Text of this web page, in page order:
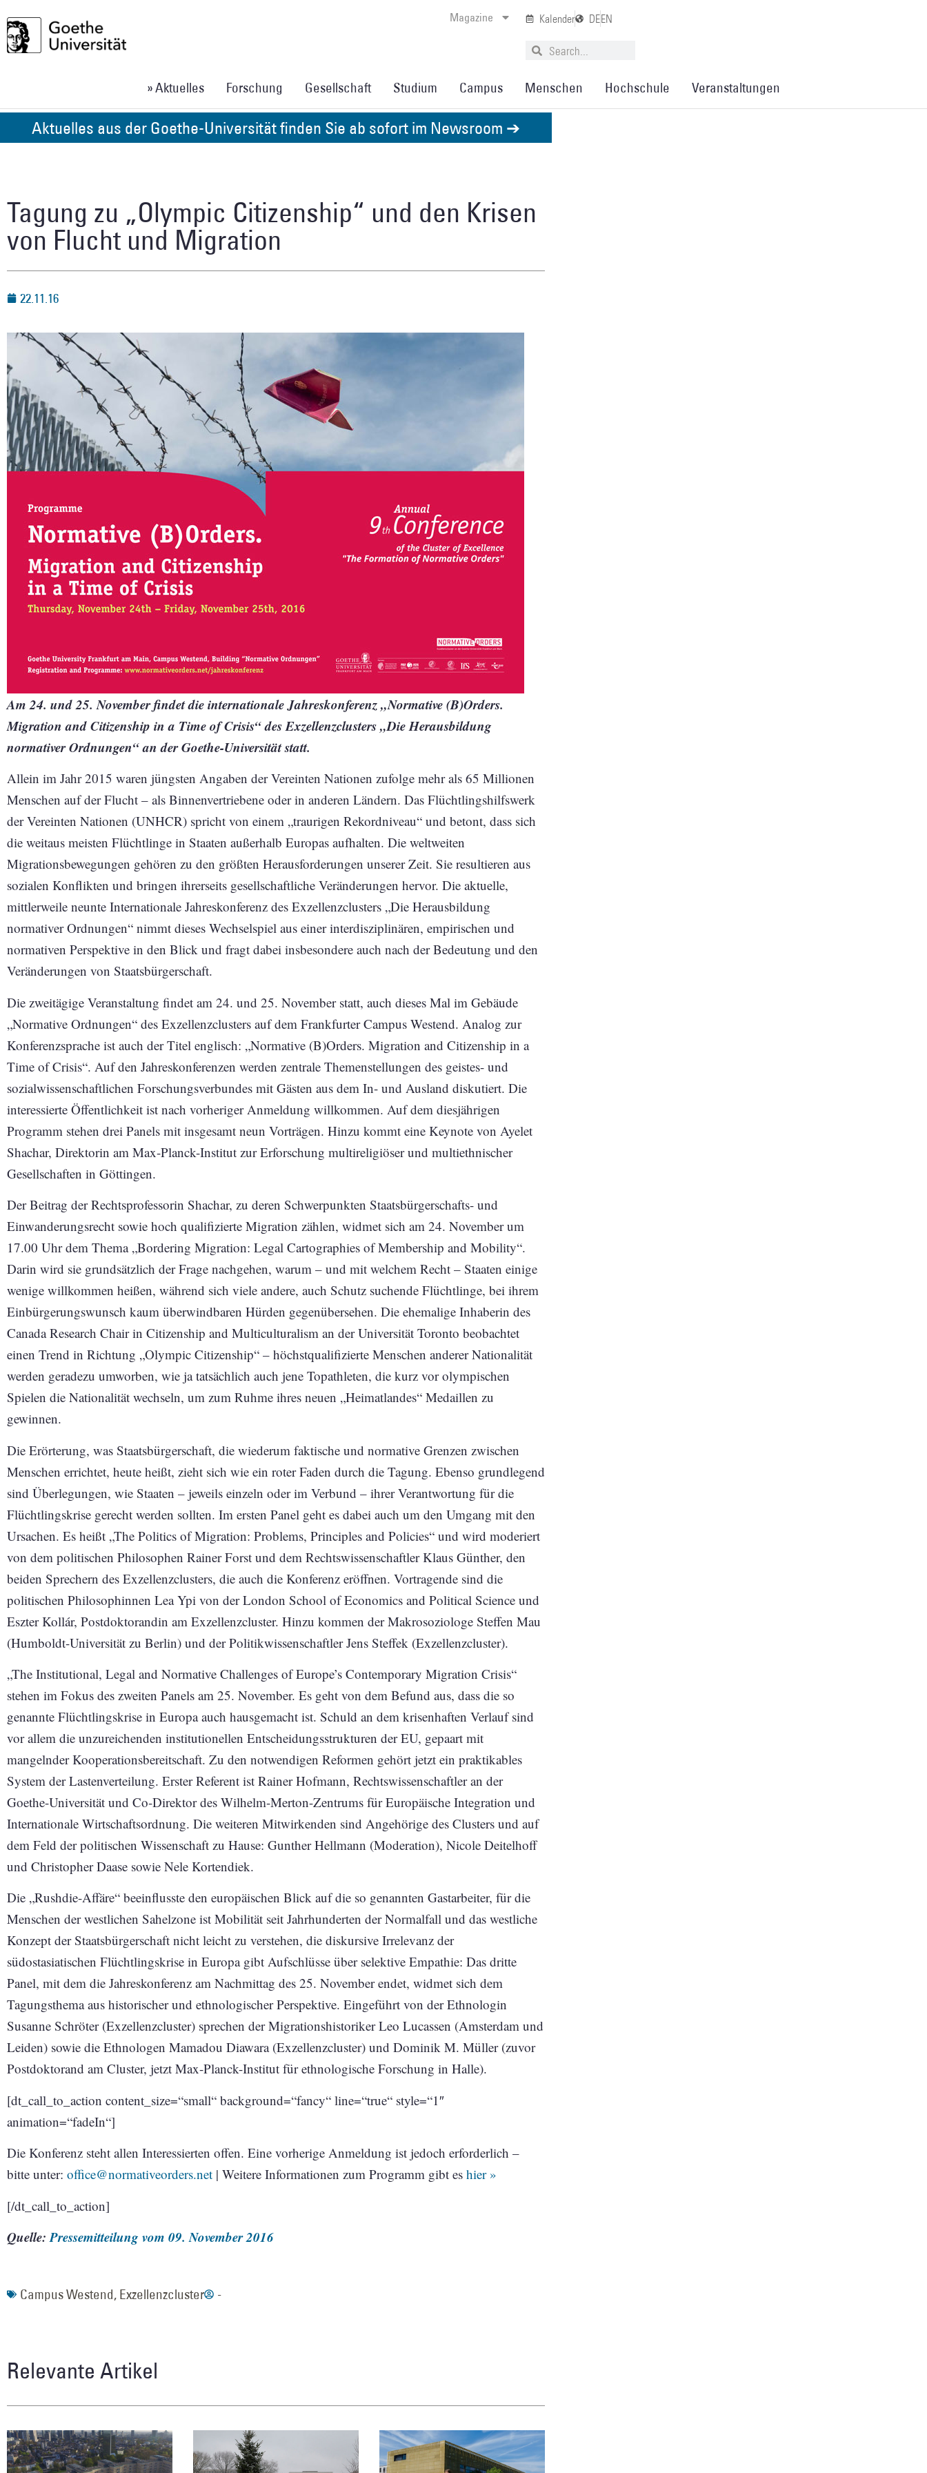
Magazine Kalender DEEN
» Aktuelles Forschung Gesellschaft Studium Campus Menschen Hochschule Veranstaltungen
Aktuelles aus der Goethe-Universität finden Sie ab sofort im Newsroom ➔
Tagung zu „Olympic Citizenship“ und den Krisen
von Flucht und Migration
22.11.16
Am 24. und 25. November findet die internationale Jahreskonferenz „Normative (B)Orders.
Migration and Citizenship in a Time of Crisis“ des Exzellenzclusters „Die Herausbildung
normativer Ordnungen“ an der Goethe-Universität statt.
Allein im Jahr 2015 waren jüngsten Angaben der Vereinten Nationen zufolge mehr als 65 Millionen
Menschen auf der Flucht – als Binnenvertriebene oder in anderen Ländern. Das Flüchtlingshilfswerk
der Vereinten Nationen (UNHCR) spricht von einem „traurigen Rekordniveau“ und betont, dass sich
die weitaus meisten Flüchtlinge in Staaten außerhalb Europas aufhalten. Die weltweiten
Migrationsbewegungen gehören zu den größten Herausforderungen unserer Zeit. Sie resultieren aus
sozialen Konflikten und bringen ihrerseits gesellschaftliche Veränderungen hervor. Die aktuelle,
mittlerweile neunte Internationale Jahreskonferenz des Exzellenzclusters „Die Herausbildung
normativer Ordnungen“ nimmt dieses Wechselspiel aus einer interdisziplinären, empirischen und
normativen Perspektive in den Blick und fragt dabei insbesondere auch nach der Bedeutung und den
Veränderungen von Staatsbürgerschaft.
Die zweitägige Veranstaltung findet am 24. und 25. November statt, auch dieses Mal im Gebäude
„Normative Ordnungen“ des Exzellenzclusters auf dem Frankfurter Campus Westend. Analog zur
Konferenzsprache ist auch der Titel englisch: „Normative (B)Orders. Migration and Citizenship in a
Time of Crisis“. Auf den Jahreskonferenzen werden zentrale Themenstellungen des geistes- und
sozialwissenschaftlichen Forschungsverbundes mit Gästen aus dem In- und Ausland diskutiert. Die
interessierte Öffentlichkeit ist nach vorheriger Anmeldung willkommen. Auf dem diesjährigen
Programm stehen drei Panels mit insgesamt neun Vorträgen. Hinzu kommt eine Keynote von Ayelet
Shachar, Direktorin am Max-Planck-Institut zur Erforschung multireligiöser und multiethnischer
Gesellschaften in Göttingen.
Der Beitrag der Rechtsprofessorin Shachar, zu deren Schwerpunkten Staatsbürgerschafts- und
Einwanderungsrecht sowie hoch qualifizierte Migration zählen, widmet sich am 24. November um
17.00 Uhr dem Thema „Bordering Migration: Legal Cartographies of Membership and Mobility“.
Darin wird sie grundsätzlich der Frage nachgehen, warum – und mit welchem Recht – Staaten einige
wenige willkommen heißen, während sich viele andere, auch Schutz suchende Flüchtlinge, bei ihrem
Einbürgerungswunsch kaum überwindbaren Hürden gegenübersehen. Die ehemalige Inhaberin des
Canada Research Chair in Citizenship and Multiculturalism an der Universität Toronto beobachtet
einen Trend in Richtung „Olympic Citizenship“ – höchstqualifizierte Menschen anderer Nationalität
werden geradezu umworben, wie ja tatsächlich auch jene Topathleten, die kurz vor olympischen
Spielen die Nationalität wechseln, um zum Ruhme ihres neuen „Heimatlandes“ Medaillen zu
gewinnen.
Die Erörterung, was Staatsbürgerschaft, die wiederum faktische und normative Grenzen zwischen
Menschen errichtet, heute heißt, zieht sich wie ein roter Faden durch die Tagung. Ebenso grundlegend
sind Überlegungen, wie Staaten – jeweils einzeln oder im Verbund – ihrer Verantwortung für die
Flüchtlingskrise gerecht werden sollten. Im ersten Panel geht es dabei auch um den Umgang mit den
Ursachen. Es heißt „The Politics of Migration: Problems, Principles and Policies“ und wird moderiert
von dem politischen Philosophen Rainer Forst und dem Rechtswissenschaftler Klaus Günther, den
beiden Sprechern des Exzellenzclusters, die auch die Konferenz eröffnen. Vortragende sind die
politischen Philosophinnen Lea Ypi von der London School of Economics and Political Science und
Eszter Kollár, Postdoktorandin am Exzellenzcluster. Hinzu kommen der Makrosoziologe Steffen Mau
(Humboldt-Universität zu Berlin) und der Politikwissenschaftler Jens Steffek (Exzellenzcluster).
„The Institutional, Legal and Normative Challenges of Europe’s Contemporary Migration Crisis“
stehen im Fokus des zweiten Panels am 25. November. Es geht von dem Befund aus, dass die so
genannte Flüchtlingskrise in Europa auch hausgemacht ist. Schuld an dem krisenhaften Verlauf sind
vor allem die unzureichenden institutionellen Entscheidungsstrukturen der EU, gepaart mit
mangelnder Kooperationsbereitschaft. Zu den notwendigen Reformen gehört jetzt ein praktikables
System der Lastenverteilung. Erster Referent ist Rainer Hofmann, Rechtswissenschaftler an der
Goethe-Universität und Co-Direktor des Wilhelm-Merton-Zentrums für Europäische Integration und
Internationale Wirtschaftsordnung. Die weiteren Mitwirkenden sind Angehörige des Clusters und auf
dem Feld der politischen Wissenschaft zu Hause: Gunther Hellmann (Moderation), Nicole Deitelhoff
und Christopher Daase sowie Nele Kortendiek.
Die „Rushdie-Affäre“ beeinflusste den europäischen Blick auf die so genannten Gastarbeiter, für die
Menschen der westlichen Sahelzone ist Mobilität seit Jahrhunderten der Normalfall und das westliche
Konzept der Staatsbürgerschaft nicht leicht zu verstehen, die diskursive Irrelevanz der
südostasiatischen Flüchtlingskrise in Europa gibt Aufschlüsse über selektive Empathie: Das dritte
Panel, mit dem die Jahreskonferenz am Nachmittag des 25. November endet, widmet sich dem
Tagungsthema aus historischer und ethnologischer Perspektive. Eingeführt von der Ethnologin
Susanne Schröter (Exzellenzcluster) sprechen der Migrationshistoriker Leo Lucassen (Amsterdam und
Leiden) sowie die Ethnologen Mamadou Diawara (Exzellenzcluster) und Dominik M. Müller (zuvor
Postdoktorand am Cluster, jetzt Max-Planck-Institut für ethnologische Forschung in Halle).
[dt_call_to_action content_size=“small“ background=“fancy“ line=“true“ style=“1″
animation=“fadeIn“]
Die Konferenz steht allen Interessierten offen. Eine vorherige Anmeldung ist jedoch erforderlich –
bitte unter: office@normativeorders.net | Weitere Informationen zum Programm gibt es hier »
[/dt_call_to_action]
Quelle:Pressemitteilung vom 09. November 2016
Campus Westend, Exzellenzcluster -
Relevante Artikel